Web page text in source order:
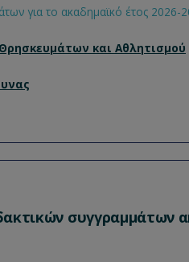
για το ακαδημαϊκό έτος 2026-
και Αθλητισμού
συγγραμμάτων